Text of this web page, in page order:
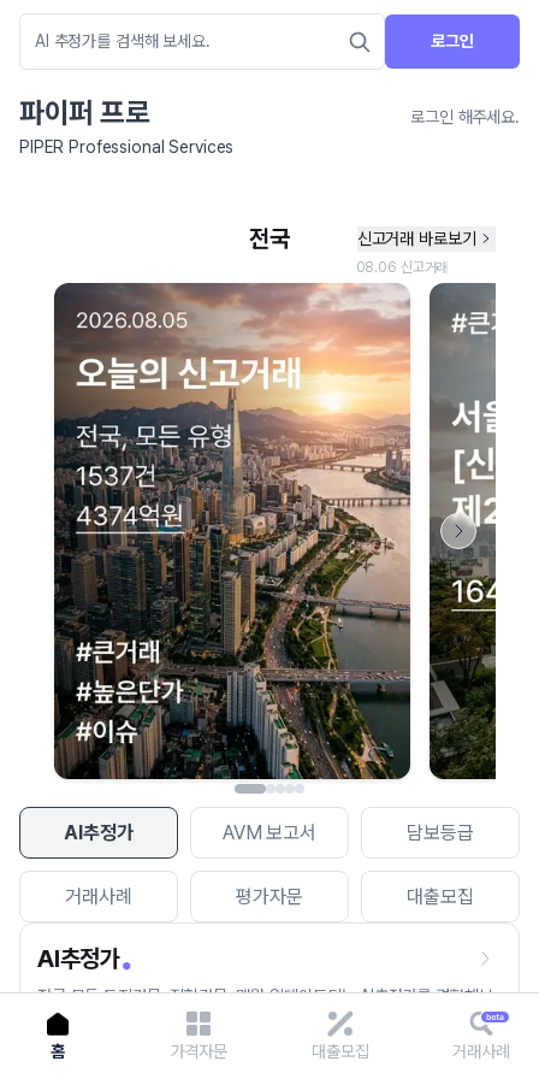
로그인
파이퍼 프로
로그인 해주세요.
PIPER Professional Services
AI추정가 AVM 보고서 담보등급
거래사례 평가자문 대출모집
AI추정가
전국 모든 토지건물, 집합건물, 매월 업데이트되는 AI추정가를 경험해보
세요.
네이버 지도 연결 안내
현재 네이버 지도 연결이 원활하지 않아 지도를 불러올 수 없습니다.
이용에 불편을 드려 죄송합니다.
다시 시도
홈 가격자문 대출모집 거래사례